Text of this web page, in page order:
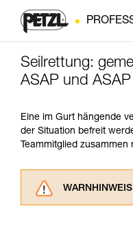
Seilrettung:
ASAP und
Eine im Gurt hängende
der Situation befreit
Teammitglied zusammen
WARNHINWEIS